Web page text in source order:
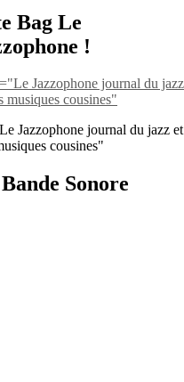
Bag Le
!
Jazzophone journal du jazz et
cousines"
Sonore